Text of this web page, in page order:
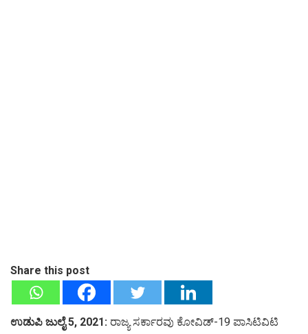
Share this post
ಉಡುಪಿ ಜುಲೈ 5, 2021: ರಾಜ್ಯ ಸರ್ಕಾರವು ಕೋವಿಡ್-19 ಪಾಸಿಟಿವಿಟಿ